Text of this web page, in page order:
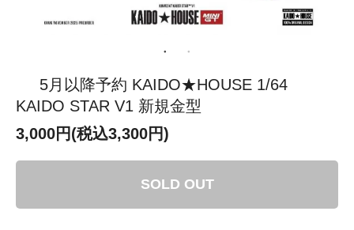
5月以降予約 KAIDO★HOUSE 1/64
KAIDO STAR V1 新規金型
3,000円(税込3,300円)
SOLD OUT